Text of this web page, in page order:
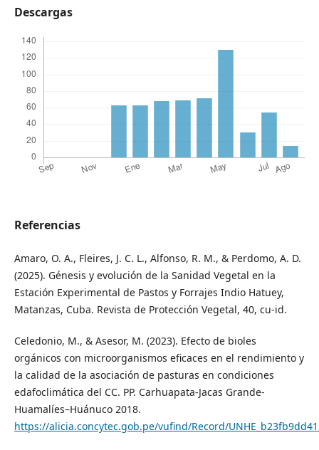
Descargas
Referencias
Amaro, O. A., Fleires, J. C. L., Alfonso, R. M., & Perdomo, A. D.
(2025). Génesis y evolución de la Sanidad Vegetal en la
Estación Experimental de Pastos y Forrajes Indio Hatuey,
Matanzas, Cuba. Revista de Protección Vegetal, 40, cu-id.
Celedonio, M., & Asesor, M. (2023). Efecto de bioles
orgánicos con microorganismos eficaces en el rendimiento y
la calidad de la asociación de pasturas en condiciones
edafoclimática del CC. PP. Carhuapata-Jacas Grande-
Huamalíes–Huánuco 2018.
https://alicia.concytec.gob.pe/vufind/Record/